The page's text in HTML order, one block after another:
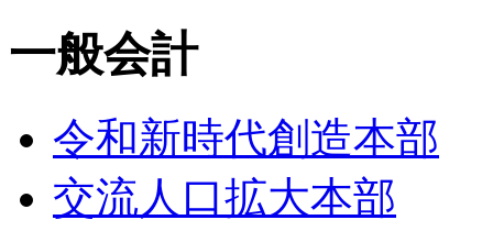
一般会計
令和新時代創造本部
交流人口拡大本部